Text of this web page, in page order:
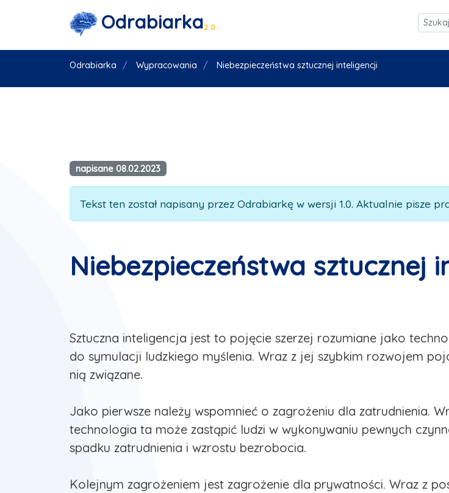
Odrabiarka2.0
Odrabiarka Wypracowania Niebezpieczeństwa sztucznej inteligencji
napisane 08.02.2023
Tekst ten został napisany przez Odrabiarkę w wersji 1.0. Aktualnie pisze
Niebezpieczeństwa sztucznej
Sztuczna inteligencja jest to pojęcie szerzej rozumiane jako
do symulacji ludzkiego myślenia. Wraz z jej szybkim rozwojem
nią związane.
Jako pierwsze należy wspomnieć o zagrożeniu dla zatrudnienia.
technologia ta może zastąpić ludzi w wykonywaniu pewnych
spadku zatrudnienia i wzrostu bezrobocia.
Kolejnym zagrożeniem jest zagrożenie dla prywatności. Wraz z